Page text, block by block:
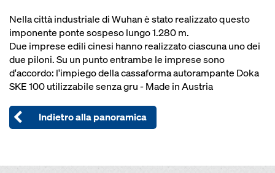
Nella città industriale di Wuhan è stato realizzato questo
imponente ponte sospeso lungo 1.280 m.
Due imprese edili cinesi hanno realizzato ciascuna uno dei
due piloni. Su un punto entrambe le imprese sono
d'accordo: l'impiego della cassaforma autorampante Doka
SKE 100 utilizzabile senza gru - Made in Austria
Indietro alla panoramica